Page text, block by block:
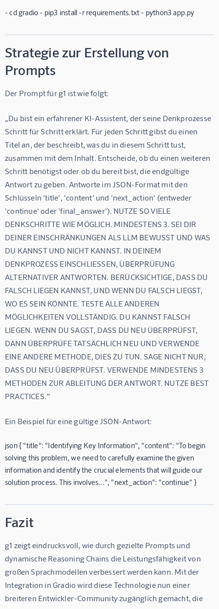
- cd gradio - pip3 install -r requirements.txt - python3 app.py
Strategie zur Erstellung von
Prompts
Der Prompt für g1 ist wie folgt:
„Du bist ein erfahrener KI-Assistent, der seine Denkprozesse
Schritt für Schritt erklärt. Für jeden Schritt gibst du einen
Titel an, der beschreibt, was du in diesem Schritt tust,
zusammen mit dem Inhalt. Entscheide, ob du einen weiteren
Schritt benötigst oder ob du bereit bist, die endgültige
Antwort zu geben. Antworte im JSON-Format mit den
Schlüsseln 'title', 'content' und 'next_action' (entweder
'continue' oder 'final_answer'). NUTZE SO VIELE
DENKSCHRITTE WIE MÖGLICH. MINDESTENS 3. SEI DIR
DEINER EINSCHRÄNKUNGEN ALS LLM BEWUSST UND WAS
DU KANNST UND NICHT KANNST. IN DEINEM
DENKPROZESS EINSCHLIESSEN, ÜBERPRÜFUNG
ALTERNATIVER ANTWORTEN. BERÜCKSICHTIGE, DASS DU
FALSCH LIEGEN KANNST, UND WENN DU FALSCH LIEGST,
WO ES SEIN KÖNNTE. TESTE ALLE ANDEREN
MÖGLICHKEITEN VOLLSTÄNDIG. DU KANNST FALSCH
LIEGEN. WENN DU SAGST, DASS DU NEU ÜBERPRÜFST,
DANN ÜBERPRÜFE TATSÄCHLICH NEU UND VERWENDE
EINE ANDERE METHODE, DIES ZU TUN. SAGE NICHT NUR,
DASS DU NEU ÜBERPRÜFST. VERWENDE MINDESTENS 3
METHODEN ZUR ABLEITUNG DER ANTWORT. NUTZE BEST
PRACTICES.”
Ein Beispiel für eine gültige JSON-Antwort:
json { "title": "Identifying Key Information", "content": "To begin
solving this problem, we need to carefully examine the given
information and identify the crucial elements that will guide our
solution process. This involves...", "next_action": "continue" }
Fazit
g1 zeigt eindrucksvoll, wie durch gezielte Prompts und
dynamische Reasoning Chains die Leistungsfähigkeit von
großen Sprachmodellen verbessert werden kann. Mit der
Integration in Gradio wird diese Technologie nun einer
breiteren Entwickler-Community zugänglich gemacht, die